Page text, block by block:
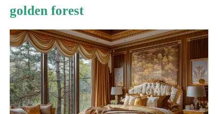
golden forest